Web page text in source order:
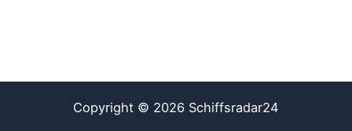
Copyright © 2026 Schiffsradar24